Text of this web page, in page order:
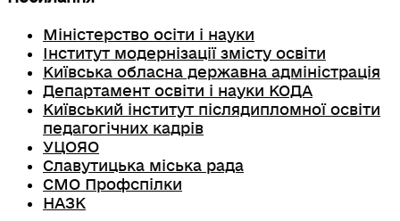
Міністерство осіти і науки
Інститут модернізації змісту освіти
Київська обласна державна адміністрація
Департамент освіти і науки КОДА
Київський інститут післядипломної освіти
педагогічних кадрів
УЦОЯО
Славутицька міська рада
СМО Профспілки
НАЗК